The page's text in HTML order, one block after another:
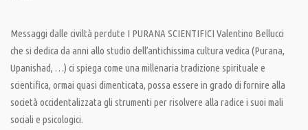
Messaggi dalle civiltà perdute I PURANA SCIENTIFICI Valentino Bellucci
che si dedica da anni allo studio dell’antichissima cultura vedica (Purana,
Upanishad, …) ci spiega come una millenaria tradizione spirituale e
scientifica, ormai quasi dimenticata, possa essere in grado di fornire alla
società occidentalizzata gli strumenti per risolvere alla radice i suoi mali
sociali e psicologici.